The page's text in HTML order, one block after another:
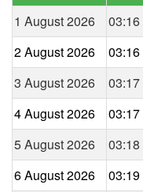
1 August 2026
03:16
2 August 2026
03:16
3 August 2026
03:17
4 August 2026
03:17
5 August 2026
03:18
6 August 2026
03:19